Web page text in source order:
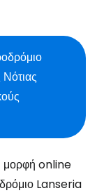
μορφή online
Lanseria